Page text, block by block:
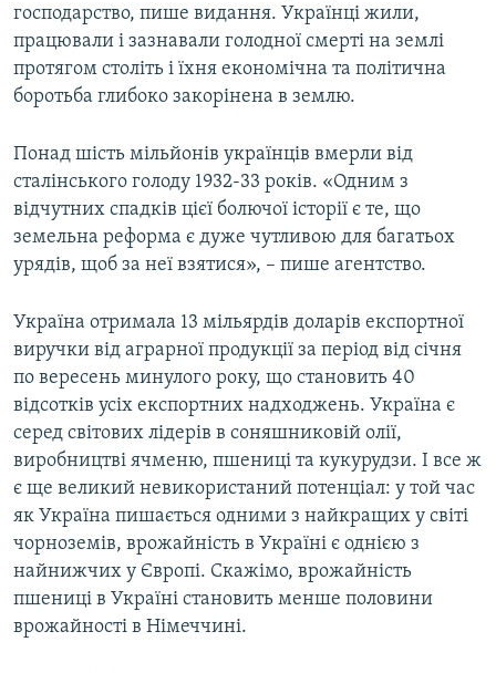
господарство, пише видання. Українці жили,
працювали і зазнавали голодної смерті на землі
протягом століть і їхня економічна та політична
боротьба глибоко закорінена в землю.
Понад шість мільйонів українців вмерли від
сталінського голоду 1932-33 років. «Одним з
відчутних спадків цієї болючої історії є те, що
земельна реформа є дуже чутливою для багатьох
урядів, щоб за неї взятися», – пише агентство.
Україна отримала 13 мільярдів доларів експортної
виручки від аграрної продукції за період від січня
по вересень минулого року, що становить 40
відсотків усіх експортних надходжень. Україна є
серед світових лідерів в соняшниковій олії,
виробництві ячменю, пшениці та кукурудзи. І все ж
є ще великий невикористаний потенціал: у той час
як Україна пишається одними з найкращих у світі
чорноземів, врожайність в Україні є однією з
найнижчих у Європі. Скажімо, врожайність
пшениці в Україні становить менше половини
врожайності в Німеччині.